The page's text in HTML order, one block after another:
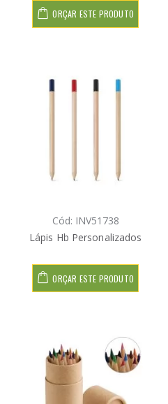
ORÇAR ESTE PRODUTO
Cód: INV51738
Lápis Hb Personalizados
ORÇAR ESTE PRODUTO